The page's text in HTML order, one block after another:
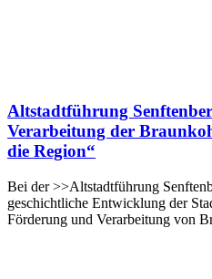
Altstadtführung
Verarbeitung der
die Region“
Bei der >>Altstadtführung
geschichtliche Entwicklung der
Förderung und Verarbeitung von